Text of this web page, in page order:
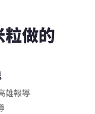
做的
雄報導